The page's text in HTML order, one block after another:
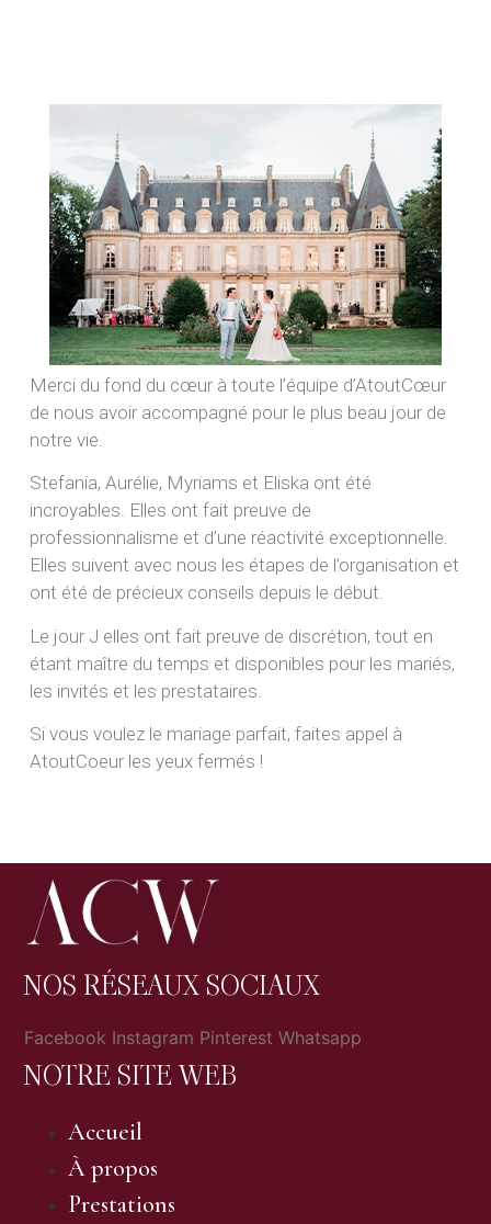
Merci du fond du cœur à toute l’équipe d’AtoutCœur
de nous avoir accompagné pour le plus beau jour de
notre vie.
Stefania, Aurélie, Myriams et Eliska ont été
incroyables. Elles ont fait preuve de
professionnalisme et d’une réactivité exceptionnelle.
Elles suivent avec nous les étapes de l’organisation et
ont été de précieux conseils depuis le début.
Le jour J elles ont fait preuve de discrétion, tout en
étant maître du temps et disponibles pour les mariés,
les invités et les prestataires.
Si vous voulez le mariage parfait, faites appel à
AtoutCoeur les yeux fermés !
NOS RÉSEAUX SOCIAUX
Facebook Instagram Pinterest Whatsapp
NOTRE SITE WEB
Accueil
À propos
Prestations